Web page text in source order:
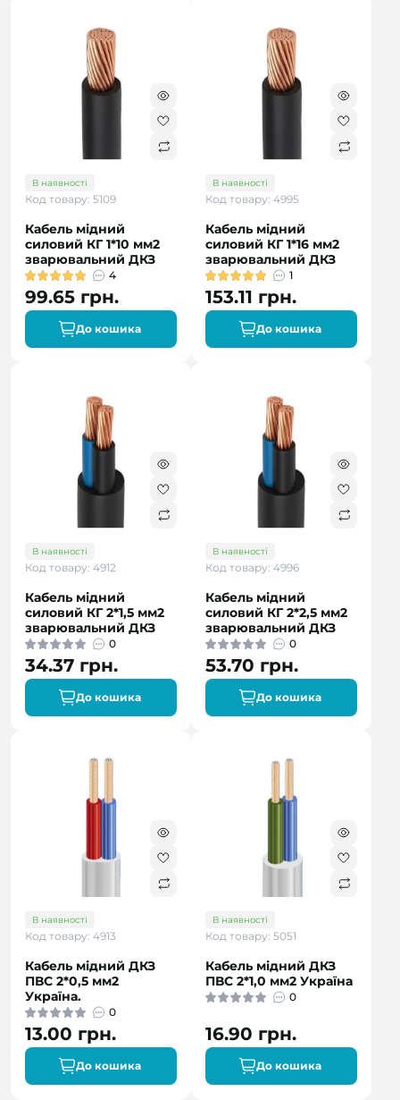
В наявності
Код товару: 5109
Кабель мідний
силовий КГ 1*10 мм2
зварювальний ДКЗ
4
99.65 грн.
До кошика
В наявності
Код товару: 4995
Кабель мідний
силовий КГ 1*16 мм2
зварювальний ДКЗ
1
153.11 грн.
До кошика
В наявності
Код товару: 4912
Кабель мідний
силовий КГ 2*1,5 мм2
зварювальний ДКЗ
0
34.37 грн.
До кошика
В наявності
Код товару: 4996
Кабель мідний
силовий КГ 2*2,5 мм2
зварювальний ДКЗ
0
53.70 грн.
До кошика
В наявності
Код товару: 4913
Кабель мідний ДКЗ
ПВС 2*0,5 мм2
Україна.
0
13.00 грн.
До кошика
В наявності
Код товару: 5051
Кабель мідний ДКЗ
ПВС 2*1,0 мм2 Україна
0
16.90 грн.
До кошика